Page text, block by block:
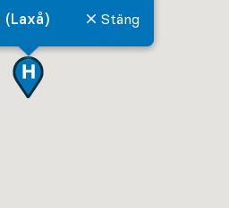
(Laxå) Stäng